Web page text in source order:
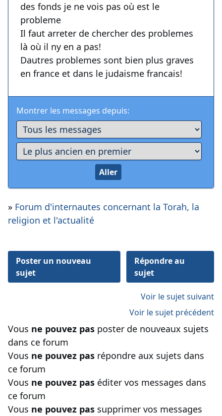
des fonds je ne vois pas où est le
probleme
Il faut arreter de chercher des problemes
là où il ny en a pas!
Dautres problemes sont bien plus graves
en france et dans le judaisme francais!
Montrer les messages depuis:
» Forum d'internautes concernant la Torah, la
religion et l'actualité
Poster un nouveau
sujet
Répondre au
sujet
Voir le sujet suivant
Voir le sujet précédent
Vous ne pouvez pas poster de nouveaux sujets
dans ce forum
Vous ne pouvez pas répondre aux sujets dans
ce forum
Vous ne pouvez pas éditer vos messages dans
ce forum
Vous ne pouvez pas supprimer vos messages